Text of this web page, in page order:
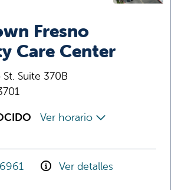
Fresno
Care Center
Suite 370B
Ver horario
Ver detalles